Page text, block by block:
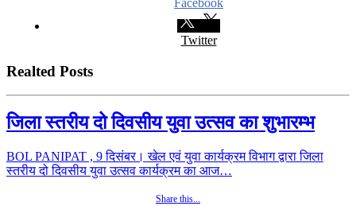
Twitter
Realted Posts
जिला स्तरीय दो दिवसीय युवा उत्सव का शुभारम्भ
BOL PANIPAT , 9 दिसंबर। खेल एवं युवा कार्यक्रम विभाग द्वारा जिला
स्तरीय दो दिवसीय युवा उत्सव कार्यक्रम का आज…
Share this...